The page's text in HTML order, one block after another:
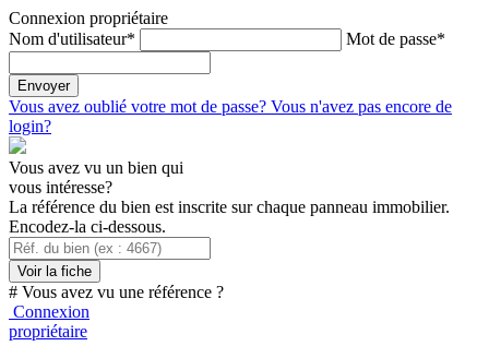
Connexion propriétaire
Nom d'utilisateur*
Mot de passe*
Vous avez oublié votre mot de passe? Vous n'avez pas encore de
login?
Vous avez vu un bien qui
vous intéresse?
La référence du bien est inscrite sur chaque panneau immobilier.
Encodez-la ci-dessous.
Voir la fiche
# Vous avez vu une référence ?
Connexion
propriétaire